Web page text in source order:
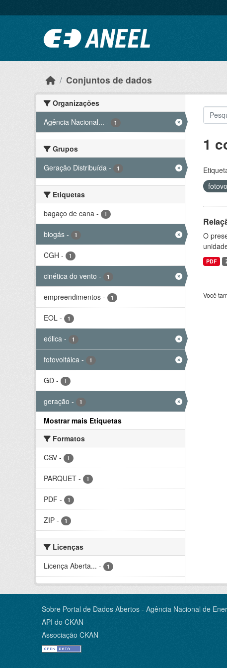
Conjuntos de dados
Organizações
Agência Nacional... - 1
Grupos
Geração Distribuída - 1
Etiquetas
bagaço de cana - 1
biogás - 1
CGH - 1
cinética do vento - 1
empreendimentos - 1
EOL - 1
eólica - 1
fotovoltáica - 1
GD - 1
geração - 1
Mostrar mais Etiquetas
Formatos
CSV - 1
PARQUET - 1
PDF - 1
ZIP - 1
Licenças
Licença Aberta... - 1
1
O
PDF
Você
Sobre Portal de Dados Abertos - Agência Nacional de
API do CKAN
Associação CKAN